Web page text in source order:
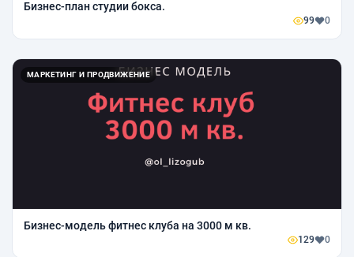
Бизнес-план студии бокса.
99 0
МАРКЕТИНГ И ПРОДВИЖЕНИЕ
Бизнес-модель фитнес клуба на 3000 м кв.
129 0